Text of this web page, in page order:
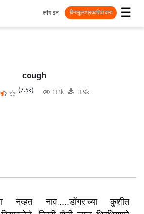
☰
लॉग इन विनामूल्य प्रकाशित करा
cough
(7.5k) 13.1k 3.9k
नव्हत नाव.....डोंगराच्या कुशीत